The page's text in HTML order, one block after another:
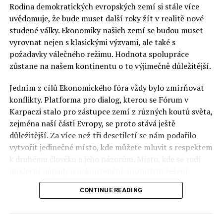
Rodina demokratických evropských zemí si stále více
uvědomuje, že bude muset další roky žít v realitě nové
studené války. Ekonomiky našich zemí se budou muset
vyrovnat nejen s klasickými výzvami, ale také s
požadavky válečného režimu. Hodnota spolupráce
zůstane na našem kontinentu o to výjimečně důležitější.
Jedním z cílů Ekonomického fóra vždy bylo zmírňovat
konflikty. Platforma pro dialog, kterou se Fórum v
Karpaczi stalo pro zástupce zemí z různých koutů světa,
zejména naší části Evropy, se proto stává ještě
důležitější. Za více než tři desetiletí se nám podařilo
vytvořit jedinečné místo, kde můžete mluvit s respektem
k druhému člověku a jeho názorům. Místo, kde se rodí
Polsko musí mít instituce, jejichž horizont činnosti je
politický tým. Pouze to vám dává šanci skutečně řešit
CONTINUE READING